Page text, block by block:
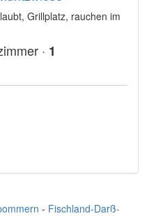
Grillplatz, rauchen im
· 1
- Fischland-Darß-